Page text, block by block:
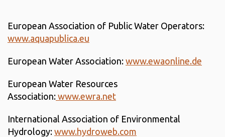
European Association of Public Water Operators:
www.aquapublica.eu
European Water Association: www.ewaonline.de
European Water Resources
Association: www.ewra.net
International Association of Environmental
Hydrology: www.hydroweb.com